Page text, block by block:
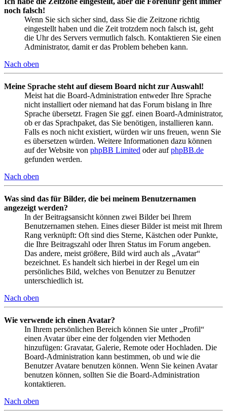
noch falsch!
Wenn Sie sich sicher sind, dass Sie die Zeitzone richtig
eingestellt haben und die Zeit trotzdem noch falsch ist, geht
die Uhr des Servers vermutlich falsch. Kontaktieren Sie einen
Administrator, damit er das Problem beheben kann.
Nach oben
Meine Sprache steht auf diesem Board nicht zur Auswahl!
Meist hat die Board-Administration entweder Ihre Sprache
nicht installiert oder niemand hat das Forum bislang in Ihre
Sprache übersetzt. Fragen Sie ggf. einen Board-Administrator,
ob er das Sprachpaket, das Sie benötigen, installieren kann.
Falls es noch nicht existiert, würden wir uns freuen, wenn Sie
es übersetzen würden. Weitere Informationen dazu können
auf der Website von phpBB Limited oder aufphpBB.de
gefunden werden.
Nach oben
Was sind das für Bilder, die bei meinem Benutzernamen
angezeigt werden?
In der Beitragsansicht können zwei Bilder bei Ihrem
Benutzernamen stehen. Eines dieser Bilder ist meist mit Ihrem
Rang verknüpft: Oft sind dies Sterne, Kästchen oder Punkte,
die Ihre Beitragszahl oder Ihren Status im Forum angeben.
Das andere, meist größere, Bild wird auch als „Avatar“
bezeichnet. Es handelt sich hierbei in der Regel um ein
persönliches Bild, welches von Benutzer zu Benutzer
unterschiedlich ist.
Nach oben
Wie verwende ich einen Avatar?
In Ihrem persönlichen Bereich können Sie unter „Profil“
einen Avatar über eine der folgenden vier Methoden
hinzufügen: Gravatar, Galerie, Remote oder Hochladen. Die
Board-Administration kann bestimmen, ob und wie die
Benutzer Avatare benutzen können. Wenn Sie keinen Avatar
benutzen können, sollten Sie die Board-Administration
kontaktieren.
Nach oben